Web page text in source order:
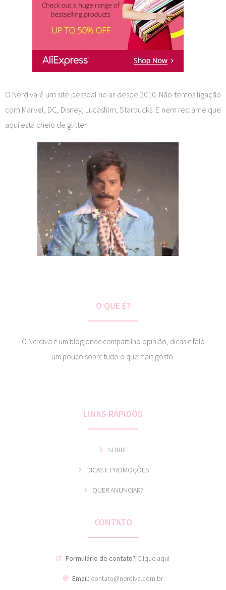
O Nerdiva é um site pessoal no ar desde 2010. Não temos ligação
com Marvel, DC, Disney, Lucasfilm, Starbucks. E nem reclame que
aqui está cheio de glitter!
O QUE É?
O Nerdiva é um blog onde compartilho opinião, dicas e falo
um pouco sobre tudo o que mais gosto.
LINKS RÁPIDOS
SOBRE
DICAS E PROMOÇÕES
QUER ANUNCIAR?
CONTATO
Formulário de contato? Clique aqui
Email: contato@nerdiva.com.br